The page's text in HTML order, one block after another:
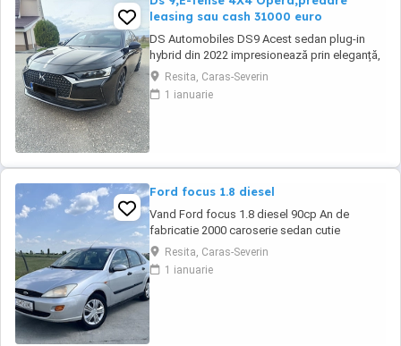
leasing sau cash 31000 euro
DS Automobiles DS9 Acest sedan plug-in
hybrid din 2022 impresionează prin eleganță,
tehnologie avansată și confort de top.
Vehiculul se remarcă prin dotări premium și o
experiență de condus rafinată, fiind potrivit
Resita, Caras-Severin
1 ianuarie
Ford focus 1.8 diesel
Vand Ford focus 1.8 diesel 90cp An de
fabricatie 2000 caroserie sedan cutie
manuala in cinci viteze Kilometraj 258.587 km,
reali. Se poate trimite in privat raport
carvetical. Proprietar din anul 2017. Interior
Resita, Caras-Severin
1 ianuarie